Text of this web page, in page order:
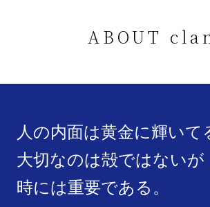
ABOUT
人の内面は黄金に輝いて
大切なのは殻ではないが
時には重要である。